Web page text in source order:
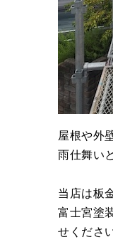
屋根や外
雨仕舞い
当店は板
富士宮塗
せくださ